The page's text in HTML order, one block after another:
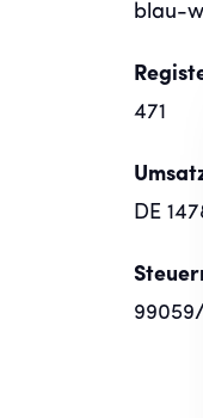
blau-
471
DE